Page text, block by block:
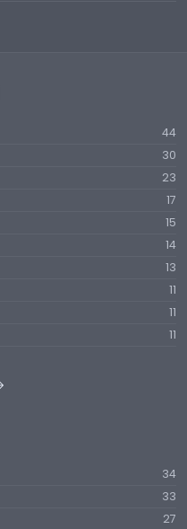
44
30
23
17
15
14
13
11
11
11
34
33
27